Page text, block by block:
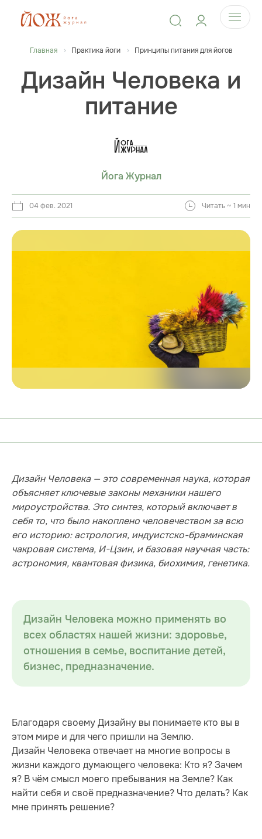
Главная Практика йоги Принципы питания для йогов
Дизайн Человека и
питание
Йога Журнал
04 фев. 2021 Читать ~ 1 мин
Дизайн Человека — это современная наука, которая
объясняет ключевые законы механики нашего
мироустройства. Это синтез, который включает в
себя то, что было накоплено человечеством за всю
его историю: астрология, индуистско-браминская
чакровая система, И-Цзин, и базовая научная часть:
астрономия, квантовая физика, биохимия, генетика.
Дизайн Человека можно применять во
всех областях нашей жизни: здоровье,
отношения в семье, воспитание детей,
бизнес, предназначение.
Благодаря своему Дизайну вы понимаете кто вы в
этом мире и для чего пришли на Землю.
Дизайн Человека отвечает на многие вопросы в
жизни каждого думающего человека: Кто я? Зачем
я? В чём смысл моего пребывания на Земле? Как
найти себя и своё предназначение? Что делать? Как
мне принять решение?